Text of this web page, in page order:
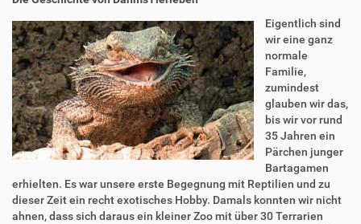
Eigentlich sind
wir eine ganz
normale
Familie,
zumindest
glauben wir das,
bis wir vor rund
35 Jahren ein
Pärchen junger
Bartagamen
erhielten. Es war unsere erste Begegnung mit Reptilien und zu
dieser Zeit ein recht exotisches Hobby. Damals konnten wir nicht
ahnen, dass sich daraus ein kleiner Zoo mit über 30 Terrarien